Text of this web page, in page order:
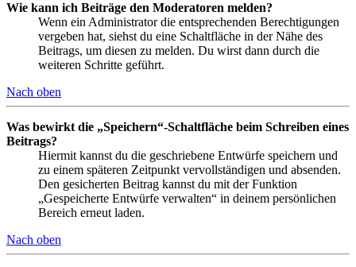
Wie kann ich Beiträge den Moderatoren melden?
Wenn ein Administrator die entsprechenden Berechtigungen
vergeben hat, siehst du eine Schaltfläche in der Nähe des
Beitrags, um diesen zu melden. Du wirst dann durch die
weiteren Schritte geführt.
Nach oben
Was bewirkt die „Speichern“-Schaltfläche beim Schreiben eines
Beitrags?
Hiermit kannst du die geschriebene Entwürfe speichern und
zu einem späteren Zeitpunkt vervollständigen und absenden.
Den gesicherten Beitrag kannst du mit der Funktion
„Gespeicherte Entwürfe verwalten“ in deinem persönlichen
Bereich erneut laden.
Nach oben